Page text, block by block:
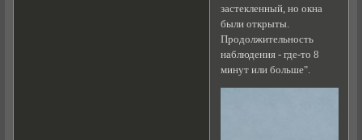
застекленный, но окна
были открыты.
Продолжительность
наблюдения - где-то 8
минут или больше".